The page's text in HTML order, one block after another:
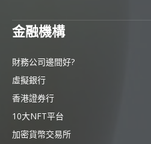
金融機構
財務公司邊間好?
虛擬銀行
香港證券行
10大NFT平台
加密貨幣交易所